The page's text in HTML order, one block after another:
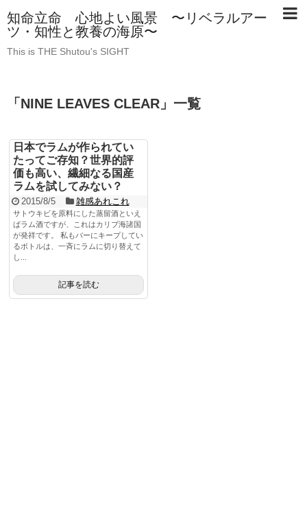
知命立命 心地よい風景 〜リベラルアー
ツ・知性と教養の海原〜
This is THE Shutou's SIGHT
「 NINE LEAVES CLEAR 」 一覧
日本でラムが作られてい
たってご存知？世界的評
価も高い、繊細なる国産
ラムを試してみない？
2015/8/5 雑感あれこれ
サトウキビを原料にした蒸留酒といえ
ばラム酒ですが、これはカリブ海諸国
が発祥です。 私もバーにキープしてい
るボトルは、一斉にラムに切り替えて
し...
記事を読む